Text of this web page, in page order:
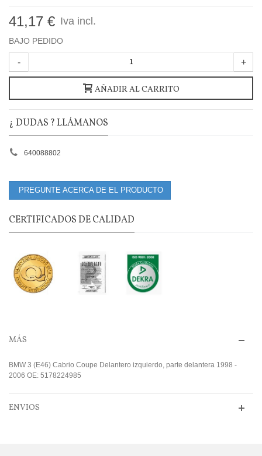
41,17 € Iva incl.
BAJO PEDIDO
- +
AÑADIR AL CARRITO
¿ DUDAS ? LLÁMANOS
640088802
PREGUNTE ACERCA DE EL PRODUCTO
CERTIFICADOS DE CALIDAD
MÁS
BMW 3 (E46) Cabrio Coupe Delantero izquierdo, parte delantera 1998 -
2006 OE: 5178224985
ENVIOS